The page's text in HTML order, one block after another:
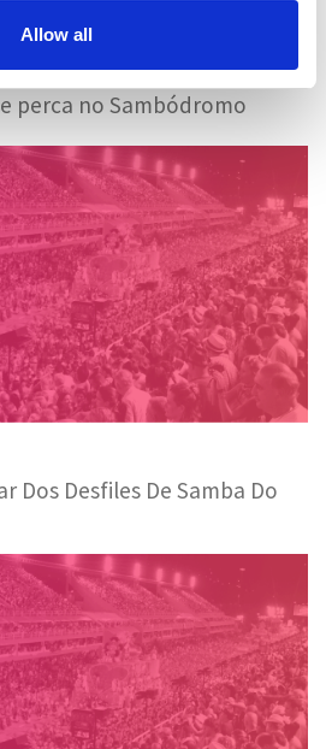
Allow all
2027
perca no Sambódromo
Dos Desfiles De Samba Do